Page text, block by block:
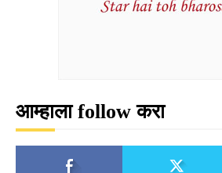
आम्हाला follow करा